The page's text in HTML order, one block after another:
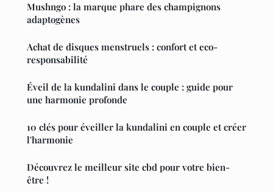
Mushngo : la marque phare des champignons
adaptogènes
Achat de disques menstruels : confort et eco-
responsabilité
Éveil de la kundalini dans le couple : guide pour
une harmonie profonde
10 clés pour éveiller la kundalini en couple et créer
l'harmonie
Découvrez le meilleur site cbd pour votre bien-
être !